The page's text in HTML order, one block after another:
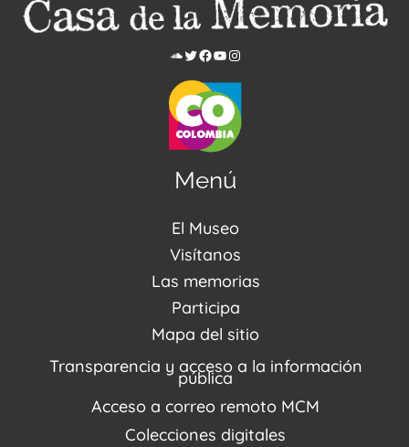
Menú
El Museo
Acerca de nosotros
Noticias
PQRSDF
Visítanos
Visítanos
Reserva tus espacios
Agenda / Programación
Recorridos Virtuales
Las memorias
Centro de Recursos
Repositorio (MUSEO / CASA / MEMORIA)
Narrativas del conflicto
Proyectos
Enlaces de memorias
Fondo Editorial
Participa
Estímulos
Mapa del sitio
Transparencia y acceso a la información
pública
Acceso a correo remoto MCM
Colecciones digitales